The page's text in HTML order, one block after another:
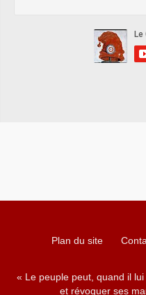
Plan du site
« Le peuple peut, quand il
et révoquer ses